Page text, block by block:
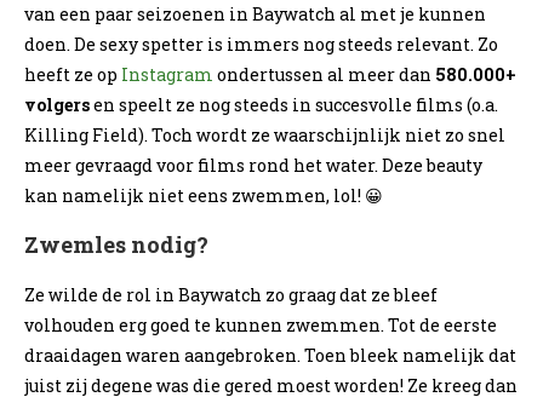
van een paar seizoenen in Baywatch al met je kunnen
doen. De sexy spetter is immers nog steeds relevant. Zo
heeft ze op Instagram ondertussen al meer dan 580.000+
volgersen speelt ze nog steeds in succesvolle films (o.a.
Killing Field). Toch wordt ze waarschijnlijk niet zo snel
meer gevraagd voor films rond het water. Deze beauty
kan namelijk niet eens zwemmen, lol! 😀
Zwemles nodig?
Ze wilde de rol in Baywatch zo graag dat ze bleef
volhouden erg goed te kunnen zwemmen. Tot de eerste
draaidagen waren aangebroken. Toen bleek namelijk dat
juist zij degene was die gered moest worden! Ze kreeg dan